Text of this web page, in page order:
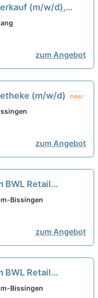
(m/w/d),
zum Angebot
(m/w/d)
neu
zum Angebot
BWL Retail
of Arts für
Bissingen
zum Angebot
BWL Retail
of Arts für
Bissingen